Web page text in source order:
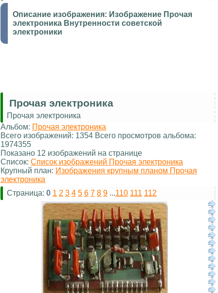
Описание изображения: Изображение Прочая
электроника Внутренности советской
электроники
Прочая электроника
Прочая электроника
Альбом: Прочая электроника
Всего изображений: 1354 Всего просмотров альбома:
1974355
Показано 12 изображений на странице
Список: Список изображений Прочая электроника
Крупный план: Изображения крупным планом Прочая
электроника
Страница: 0 1 2 3 4 5 6 7 8 9 ...110 111 112